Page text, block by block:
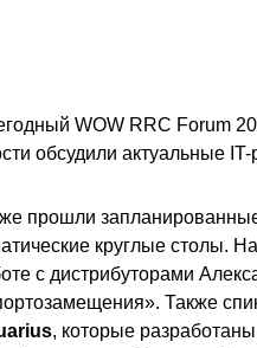
WOW RRC Forum
обсудили актуальные
прошли
круглые столы.
с дистрибуторами
Также
, которые